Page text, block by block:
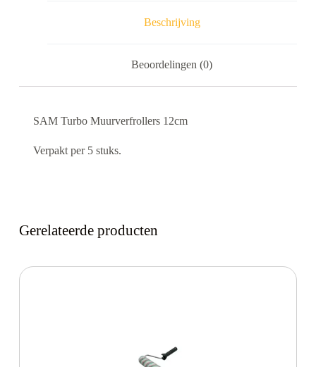
Beschrijving
Beoordelingen (0)
SAM Turbo Muurverfrollers 12cm
Verpakt per 5 stuks.
Gerelateerde producten